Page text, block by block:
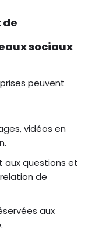
de
sociaux
peuvent
vidéos en
aux questions et
de
aux